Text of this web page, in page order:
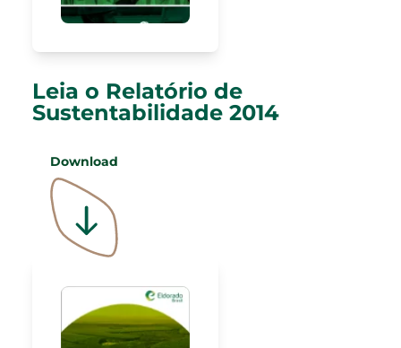
Leia o Relatório de
Sustentabilidade 2014
Download